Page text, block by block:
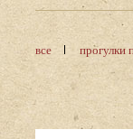
все прогулки